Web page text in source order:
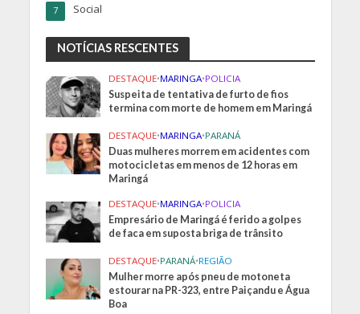
Social
7
NOTÍCIAS RESCENTES
DESTAQUE•MARINGA•POLICIA
Suspeita de tentativa de furto de fios
termina com morte de homem em Maringá
DESTAQUE•MARINGA•PARANÁ
Duas mulheres morrem em acidentes com
motocicletas em menos de 12 horas em
Maringá
DESTAQUE•MARINGA•POLICIA
Empresário de Maringá é ferido a golpes
de faca em suposta briga de trânsito
DESTAQUE•PARANÁ•REGIÃO
Mulher morre após pneu de motoneta
estourar na PR-323, entre Paiçandu e Água
Boa